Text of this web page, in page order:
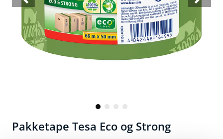
Pakketape Tesa Eco og Strong